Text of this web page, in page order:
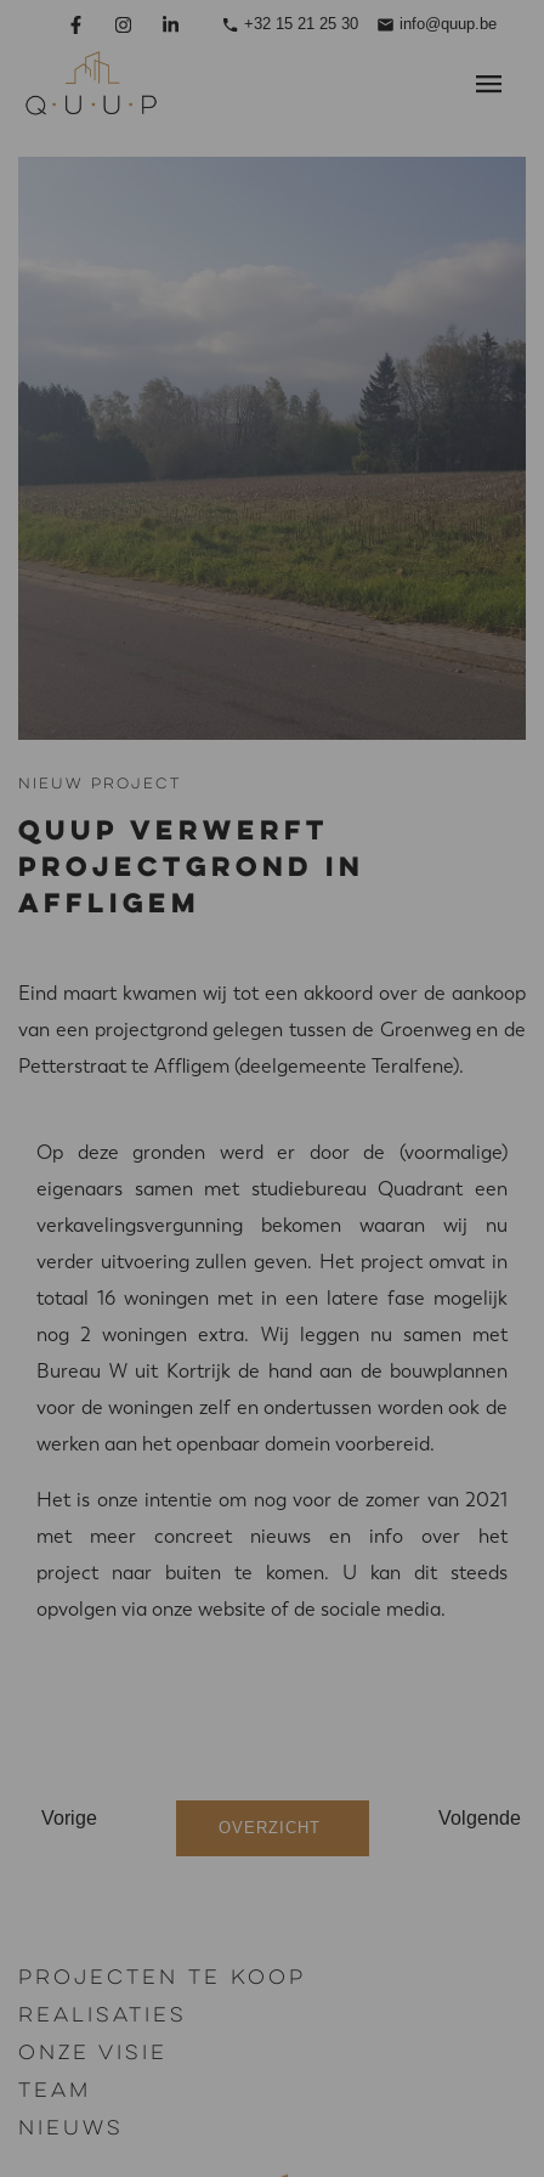
+32 15 21 25 30 info@quup.be
Nieuw project
QUUP VERWERFT
PROJECTGROND IN
AFFLIGEM
Eind maart kwamen wij tot een akkoord over de aankoop
van een projectgrond gelegen tussen de Groenweg en de
Petterstraat te Affligem (deelgemeente Teralfene).
Op deze gronden werd er door de (voormalige)
eigenaars samen met studiebureau Quadrant een
verkavelingsvergunning bekomen waaran wij nu
verder uitvoering zullen geven. Het project omvat in
totaal 16 woningen met in een latere fase mogelijk
nog 2 woningen extra. Wij leggen nu samen met
Bureau W uit Kortrijk de hand aan de bouwplannen
voor de woningen zelf en ondertussen worden ook de
werken aan het openbaar domein voorbereid.
Het is onze intentie om nog voor de zomer van 2021
met meer concreet nieuws en info over het
project naar buiten te komen. U kan dit steeds
opvolgen via onze website of de sociale media.
Vorige Volgende
OVERZICHT
Projecten te koop
Realisaties
Onze visie
Team
Nieuws